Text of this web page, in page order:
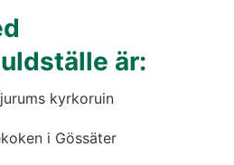
är:
kyrkoruin
i Gössäter